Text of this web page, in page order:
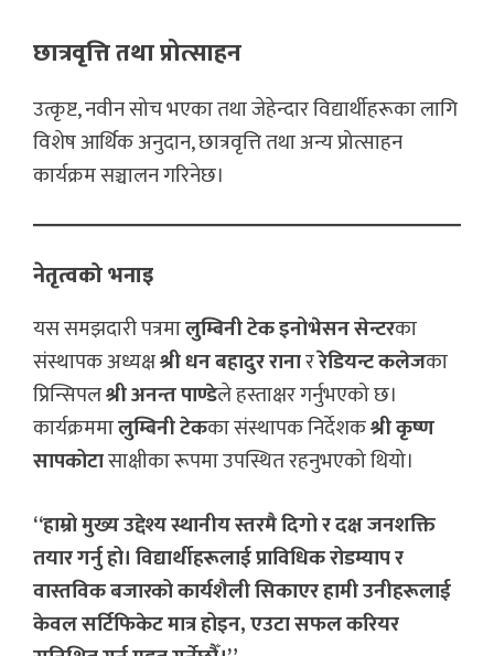
छात्रवृत्ति तथा प्रोत्साहन
उत्कृष्ट, नवीन सोच भएका तथा जेहेन्दार विद्यार्थीहरूका लागि
विशेष आर्थिक अनुदान, छात्रवृत्ति तथा अन्य प्रोत्साहन
कार्यक्रम सञ्चालन गरिनेछ।
नेतृत्वको भनाइ
यस समझदारी पत्रमालुम्बिनी टेक इनोभेसन सेन्टरका
संस्थापक अध्यक्षश्री धन बहादुर रानाररेडियन्ट कलेजका
प्रिन्सिपलश्री अनन्त पाण्डेले हस्ताक्षर गर्नुभएको छ।
कार्यक्रममालुम्बिनी टेकका संस्थापक निर्देशकश्री कृष्ण
सापकोटासाक्षीका रूपमा उपस्थित रहनुभएको थियो।
“हाम्रो मुख्य उद्देश्य स्थानीय स्तरमै दिगो र दक्ष जनशक्ति
तयार गर्नु हो। विद्यार्थीहरूलाई प्राविधिक रोडम्याप र
वास्तविक बजारको कार्यशैली सिकाएर हामी उनीहरूलाई
केवल सर्टिफिकेट मात्र होइन, एउटा सफल करियर